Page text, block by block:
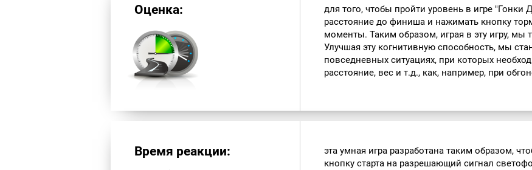
Оценка:
для того, чтобы пройти уровень в игре "Гонки
расстояние до финиша и нажимать кнопку
моменты. Таким образом, играя в эту игру, мы
Улучшая эту когнитивную способность, мы
повседневных ситуациях, при которых
расстояние, вес и т.д., как, например, при
Время реакции:
эта умная игра разработана таким образом,
кнопку старта на разрешающий сигнал